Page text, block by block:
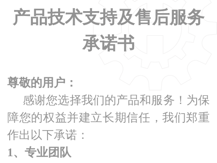
产品技术支持及售后服务
承诺书
尊敬的用户：
感谢您选择我们的产品和服务！为保
障您的权益并建立长期信任，我们郑重
作出以下承诺：
1、专业团队